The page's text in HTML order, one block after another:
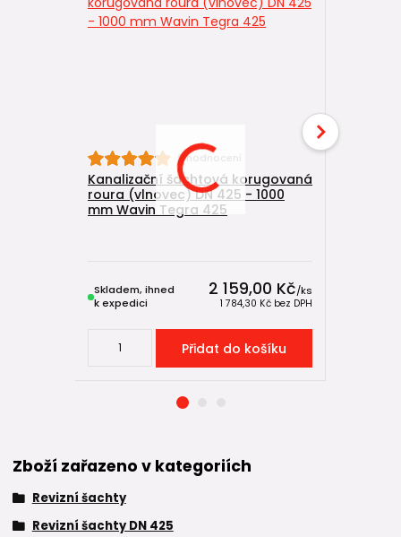
9 hodnocení
Kanalizační šachtová korugovaná
roura (vlnovec) DN 425 - 1000
mm Wavin Tegra 425
2 159,00 Kč/ks
1 784,30 Kč bez DPH
Skladem, ihned
k expedici
Přidat do košíku
Zboží zařazeno v kategoriích
Revizní šachty
Revizní šachty DN 425